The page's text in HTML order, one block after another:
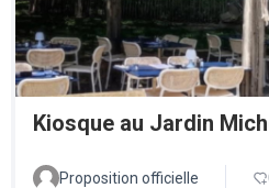
Kiosque au Jardin
Proposition officielle